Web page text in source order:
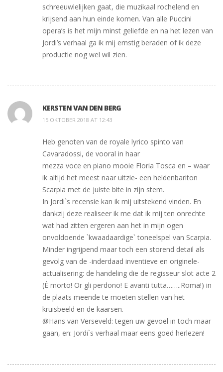
schreeuwlelijken gaat, die muzikaal rochelend en
krijsend aan hun einde komen. Van alle Puccini
opera’s is het mijn minst geliefde en na het lezen van
Jordi’s verhaal ga ik mij ernstig beraden of ik deze
productie nog wel wil zien.
KERSTEN VAN DEN BERG
15 OKTOBER 2018 AT 12:43
Heb genoten van de royale lyrico spinto van
Cavaradossi, de vooral in haar
mezza voce en piano mooie Floria Tosca en – waar
ik altijd het meest naar uitzie- een heldenbariton
Scarpia met de juiste bite in zijn stem.
In Jordi`s recensie kan ik mij uitstekend vinden. En
dankzij deze realiseer ik me dat ik mij ten onrechte
wat had zitten ergeren aan het in mijn ogen
onvoldoende `kwaadaardige` toneelspel van Scarpia.
Minder ingrijpend maar toch een storend detail als
gevolg van de -inderdaad inventieve en originele-
actualisering: de handeling die de regisseur slot acte 2
(È morto! Or gli perdono! E avanti tutta……..Roma!) in
de plaats meende te moeten stellen van het
kruisbeeld en de kaarsen.
@Hans van Verseveld: tegen uw gevoel in toch maar
gaan, en: Jordi`s verhaal maar eens goed herlezen!